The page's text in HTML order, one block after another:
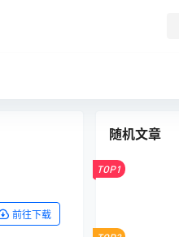
前往下载
随机文章
TOP1